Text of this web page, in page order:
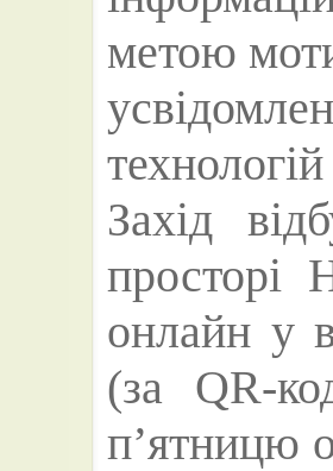
метою
Захід
онлайн у
(за QR-
п’ятницю